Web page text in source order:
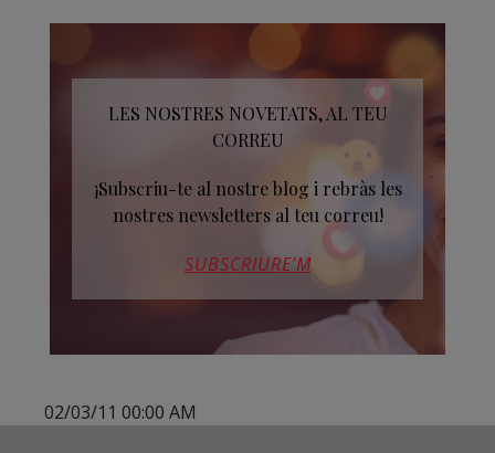
LES NOSTRES NOVETATS, AL TEU
CORREU
¡Subscriu-te al nostre blog i rebràs les
nostres newsletters al teu correu!
SUBSCRIURE’M
02/03/11 00:00 AM